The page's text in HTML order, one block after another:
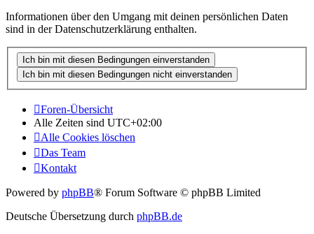
Informationen über den Umgang mit deinen persönlichen Daten
sind in der Datenschutzerklärung enthalten.
Foren-Übersicht
Alle Zeiten sind UTC+02:00
Alle Cookies löschen
Das Team
Kontakt
Powered by phpBB® Forum Software © phpBB Limited
Deutsche Übersetzung durch phpBB.de